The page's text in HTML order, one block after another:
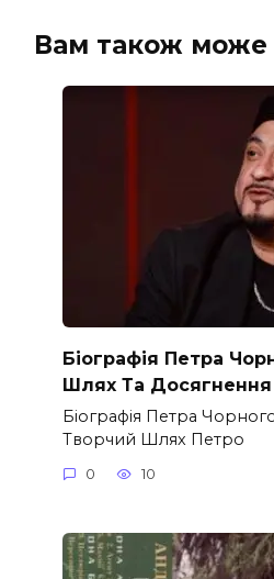
Вам також може
Біографія Петра
Шлях Та Досягнення
Біографія Петра
Творчий Шлях Петро
0 10